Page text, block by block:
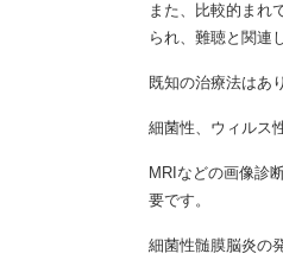
また、比較的まれ
られ、難聴と関連
既知の治療法はあ
細菌性、ウィルス
MRIなどの画像診
要です。
細菌性髄膜脳炎の